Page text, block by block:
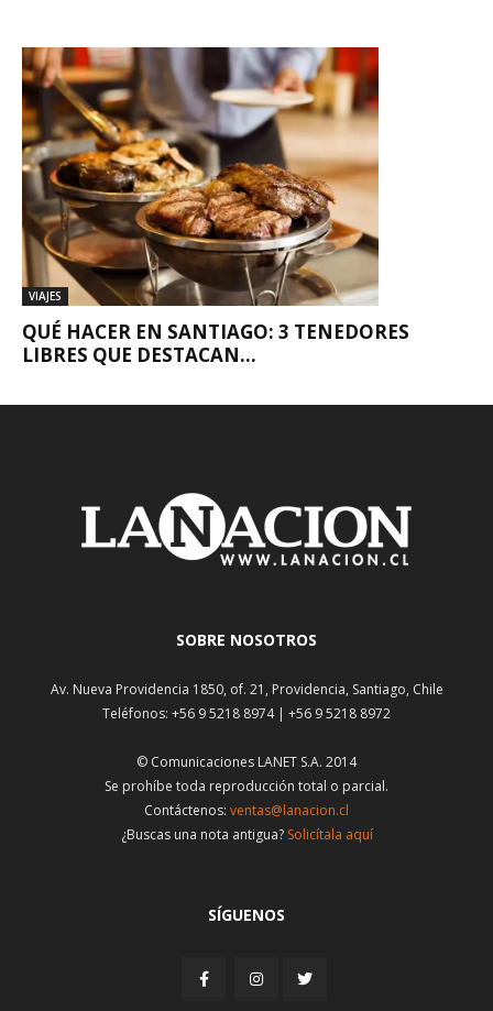
VIAJES
QUÉ HACER EN SANTIAGO: 3 TENEDORES
LIBRES QUE DESTACAN...
SOBRE NOSOTROS
Av. Nueva Providencia 1850, of. 21, Providencia, Santiago, Chile
Teléfonos: +56 9 5218 8974 | +56 9 5218 8972
© Comunicaciones LANET S.A. 2014
Se prohíbe toda reproducción total o parcial.
Contáctenos: ventas@lanacion.cl
¿Buscas una nota antigua? Solicítala aquí
SÍGUENOS